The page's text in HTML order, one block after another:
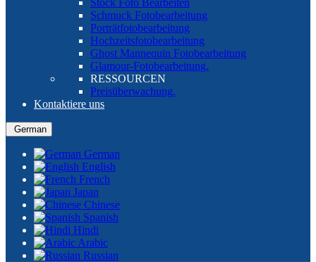
Stock Foto Bearbeiten
Schmuck Fotobearbeitung
Porträtfotobearbeitung
Hochzeitsfotobearbeitung
Ghost Mannequin Fotobearbeitung
Glamour-Fotobearbeitung.
RESSOURCEN
Preisüberwachung.
Kontaktiere uns
German
German
English
French
Japan
Chinese
Spanish
Hindi
Arabic
Russian